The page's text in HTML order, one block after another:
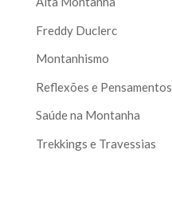
Freddy Duclerc
Montanhismo
Reflexões e Pensamentos
Saúde na Montanha
Trekkings e Travessias